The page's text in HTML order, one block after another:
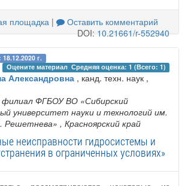
площадка |
Оставить комментарий
DOI:10.21661/r-552940
г.
Оцените материал Средняя оценка: 1 (Всего: 1)
Александровна , канд. техн. наук ,
филиал ФГБОУ ВО «Сибирский
университет науки и технологий им.
Решетнева» , Красноярский край
неисправности гидросистемы и
в ограниченных условиях»